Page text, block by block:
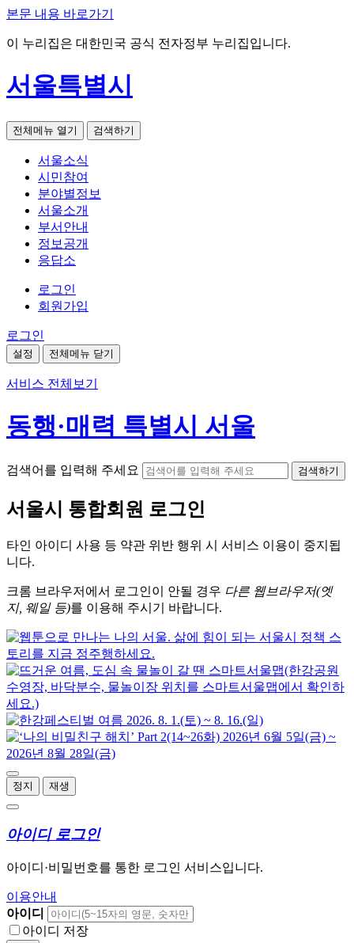
본문 내용 바로가기
이 누리집은 대한민국 공식 전자정부 누리집입니다.
서울특별시
전체메뉴 열기 검색하기
서울소식
시민참여
분야별정보
서울소개
부서안내
정보공개
응답소
로그인
회원가입
로그인
설정 전체메뉴 닫기
서비스 전체보기
동행·매력 특별시 서울
검색어를 입력해 주세요 검색하기
서울시 통합회원 로그인
타인 아이디 사용 등 약관 위반 행위 시 서비스 이용이 중지됩
니다.
크롬 브라우저에서 로그인이 안될 경우 다른 웹브라우저(엣
지, 웨일 등)를 이용해 주시기 바랍니다.
정지 재생
아이디 로그인
아이디·비밀번호를 통한 로그인 서비스입니다.
이용안내
아이디
아이디 저장